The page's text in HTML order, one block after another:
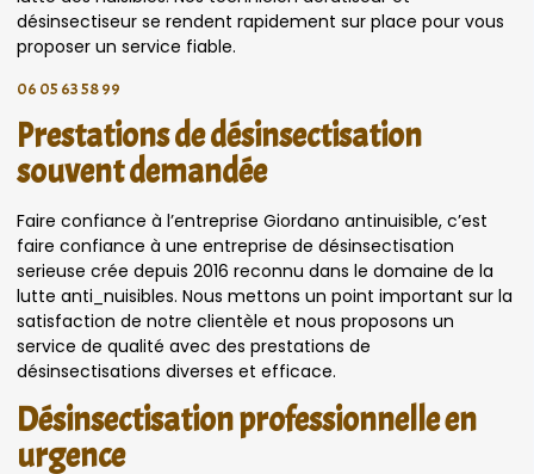
désinsectiseur se rendent rapidement sur place pour vous
proposer un service fiable.
06 05 63 58 99
Prestations de désinsectisation
souvent demandée
Faire confiance à l’entreprise Giordano antinuisible, c’est
faire confiance à une entreprise de désinsectisation
serieuse crée depuis 2016 reconnu dans le domaine de la
lutte anti_nuisibles. Nous mettons un point important sur la
satisfaction de notre clientèle et nous proposons un
service de qualité avec des prestations de
désinsectisations diverses et efficace.
Désinsectisation professionnelle en
urgence